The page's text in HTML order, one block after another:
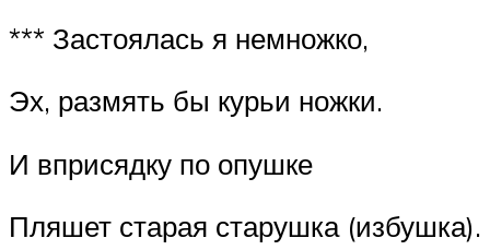
*** Застоялась я немножко,
Эх, размять бы курьи ножки.
И вприсядку по опушке
Пляшет старая старушка (избушка).